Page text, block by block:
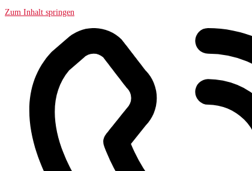
Zum Inhalt springen